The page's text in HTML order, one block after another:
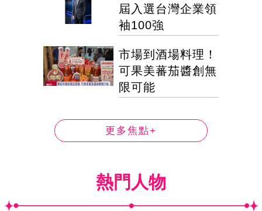
屆入選台灣企業領
袖100強
市場到酒場料理！
可果美蕃茄醬創無
限可能
更多焦點+
熱門人物